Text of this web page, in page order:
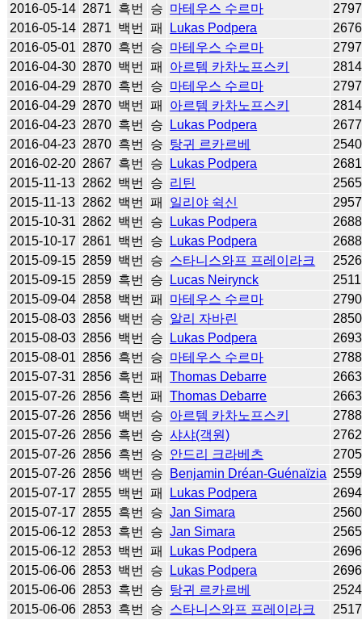
2016-05-14 2871 흑번 승 마테우스 수르마
2797
2016-05-14 2871 백번 패 Lukas Podpera
2676
2016-05-01 2870 흑번 승 마테우스 수르마
2797
2016-04-30 2870 백번 패 아르템 카차노프스키
2814
2016-04-29 2870 흑번 승 마테우스 수르마
2797
2016-04-29 2870 백번 패 아르템 카차노프스키
2814
2016-04-23 2870 흑번 승 Lukas Podpera
2677
2016-04-23 2870 흑번 승 탕귀 르카르베
2540
2016-02-20 2867 흑번 승 Lukas Podpera
2681
2015-11-13 2862 백번 승 리틴
2565
2015-11-13 2862 백번 패 일리야 쉭신
2957
2015-10-31 2862 백번 승 Lukas Podpera
2688
2015-10-17 2861 백번 승 Lukas Podpera
2688
2015-09-15 2859 백번 승 스타니스와프 프레이라크
2526
2015-09-15 2859 흑번 승 Lucas Neirynck
2511
2015-09-04 2858 백번 패 마테우스 수르마
2790
2015-08-03 2856 백번 승 알리 자바린
2850
2015-08-03 2856 백번 승 Lukas Podpera
2693
2015-08-01 2856 흑번 승 마테우스 수르마
2788
2015-07-31 2856 흑번 패 Thomas Debarre
2663
2015-07-26 2856 흑번 패 Thomas Debarre
2663
2015-07-26 2856 백번 승 아르템 카차노프스키
2788
2015-07-26 2856 흑번 승 샤샤(객원)
2762
2015-07-26 2856 흑번 승 안드리 크라베츠
2705
2015-07-26 2856 백번 승 Benjamin Dréan-Guénaïzia 2559
2015-07-17 2855 백번 패 Lukas Podpera
2694
2015-07-17 2855 흑번 승 Jan Simara
2560
2015-06-12 2853 흑번 승 Jan Simara
2565
2015-06-12 2853 백번 패 Lukas Podpera
2696
2015-06-06 2853 백번 승 Lukas Podpera
2696
2015-06-06 2853 흑번 승 탕귀 르카르베
2524
2015-06-06 2853 흑번 승 스타니스와프 프레이라크
2517